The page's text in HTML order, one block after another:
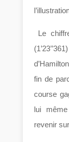
Le
fin de
course
lui
revenir